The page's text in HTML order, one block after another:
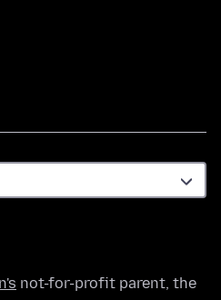
not-for-profit parent, the